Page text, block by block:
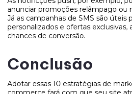
anunciar promoções relâmpago ou
Já as campanhas de SMS são úteis
personalizados e ofertas exclusivas,
chances de conversão.
Conclusão
Adotar essas 10 estratégias de